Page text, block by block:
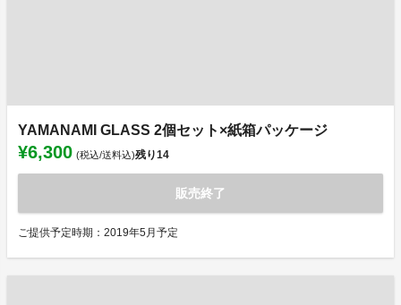
YAMANAMI GLASS 2個セット×紙箱パッケージ
¥6,300 (税込/送料込)残り14
販売終了
ご提供予定時期：2019年5月予定